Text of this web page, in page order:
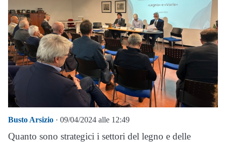
Busto Arsizio · 09/04/2024 alle 12:49
Quanto sono strategici i settori del legno e delle